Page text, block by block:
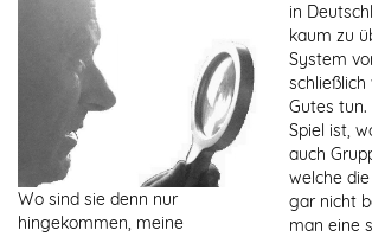
Wo sind sie denn nur
hingekommen, meine
in
kaum zu
System
schließlich
Gutes tun.
Spiel ist,
auch
welche
gar nicht
man eine